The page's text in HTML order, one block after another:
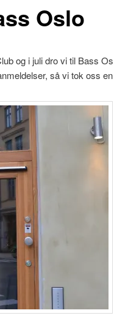
Oslo
og i juli dro vi til Bass
så vi tok oss